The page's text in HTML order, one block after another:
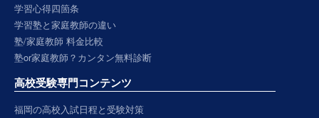
学習心得四箇条
学習塾と家庭教師の違い
塾/家庭教師 料金比較
塾or家庭教師？カンタン無料診断
高校受験専門コンテンツ
福岡の高校入試日程と受験対策